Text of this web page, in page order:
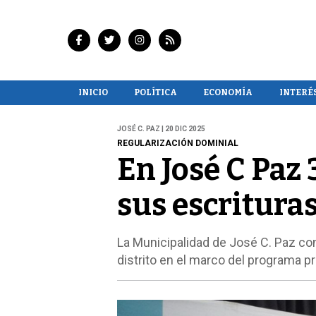
INICIO POLÍTICA ECONOMÍA
JOSÉ C. PAZ | 20 DIC 2025
REGULARIZACIÓN DOMINIAL
En José C
sus
La Municipalidad de José C. Paz
distrito en el marco del programa